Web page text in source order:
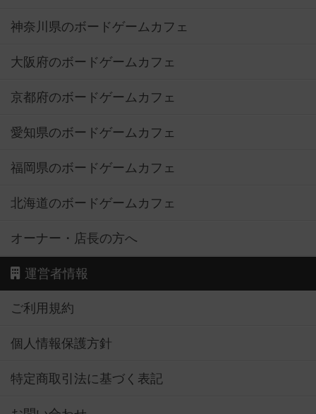
神奈川県のボードゲームカフェ
大阪府のボードゲームカフェ
京都府のボードゲームカフェ
愛知県のボードゲームカフェ
福岡県のボードゲームカフェ
北海道のボードゲームカフェ
オーナー・店長の方へ
運営者情報
ご利用規約
個人情報保護方針
特定商取引法に基づく表記